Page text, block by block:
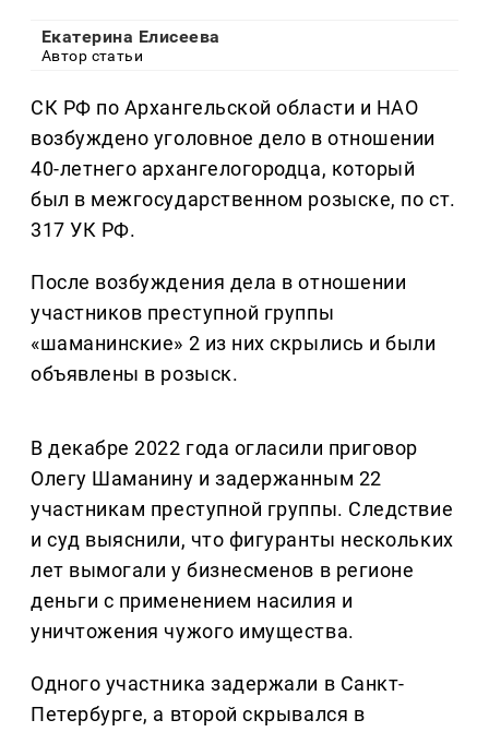
Екатерина Елисеева
Автор статьи
СК РФ по Архангельской области и НАО
возбуждено уголовное дело в отношении
40-летнего архангелогородца, который
был в межгосударственном розыске, по ст.
317 УК РФ.
После возбуждения дела в отношении
участников преступной группы
«шаманинские» 2 из них скрылись и были
объявлены в розыск.
В декабре 2022 года огласили приговор
Олегу Шаманину и задержанным 22
участникам преступной группы. Следствие
и суд выяснили, что фигуранты нескольких
лет вымогали у бизнесменов в регионе
деньги с применением насилия и
уничтожения чужого имущества.
Одного участника задержали в Санкт-
Петербурге, а второй скрывался в